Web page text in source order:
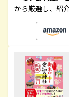
から厳選し、紹